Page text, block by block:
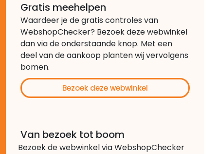
Gratis meehelpen
Waardeer je de gratis controles van
WebshopChecker? Bezoek deze webwinkel
dan via de onderstaande knop. Met een
deel van de aankoop planten wij vervolgens
bomen.
Bezoek deze webwinkel
Van bezoek tot boom
Bezoek de webwinkel via WebshopChecker